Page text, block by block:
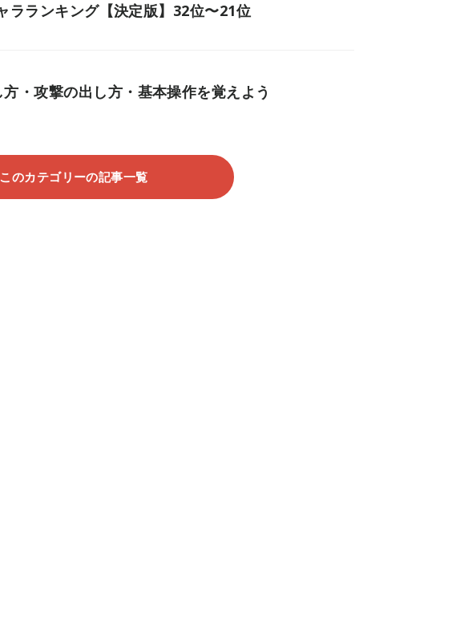
ラランキング【決定版】32位〜21位
・攻撃の出し方・基本操作を覚えよう
このカテゴリーの記事一覧